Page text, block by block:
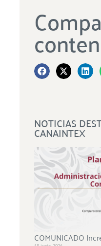
NOTICIAS
CANAINTEX
COMUNICADO